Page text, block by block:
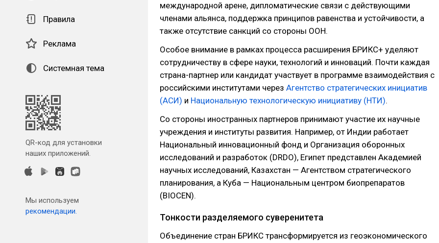
Правила
Реклама
Системная тема
QR-код для установки
наших приложений.
Мы используем
рекомендации.
международной арене, дипломатические связи с действующими
членами альянса, поддержка принципов равенства и устойчивости, а
также отсутствие санкций со стороны ООН.
Особое внимание в рамках процесса расширения БРИКС+ уделяют
сотрудничеству в сфере науки, технологий и инноваций. Почти каждая
страна-партнер или кандидат участвует в программе взаимодействия с
российскими институтами через Агентство стратегических инициатив
(АСИ) и Национальную технологическую инициативу (НТИ).
Со стороны иностранных партнеров принимают участие их научные
учреждения и институты развития. Например, от Индии работает
Национальный инновационный фонд и Организация оборонных
исследований и разработок (DRDO), Египет представлен Академией
научных исследований, Казахстан — Агентством стратегического
планирования, а Куба — Национальным центром биопрепаратов
(BIOCEN).
Тонкости разделяемого суверенитета
Объединение стран БРИКС трансформируется из геоэкономического